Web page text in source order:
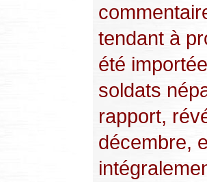
tendant à
été
soldats
rapport,
décembre,